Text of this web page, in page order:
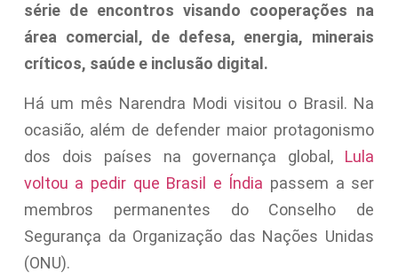
série de encontros visando cooperações na
área comercial, de defesa, energia, minerais
críticos, saúde e inclusão digital.
Há um mês Narendra Modi visitou o Brasil. Na
ocasião, além de defender maior protagonismo
dos dois países na governança global, Lula
voltou a pedir que Brasil e Índia passem a ser
membros permanentes do Conselho de
Segurança da Organização das Nações Unidas
(ONU).